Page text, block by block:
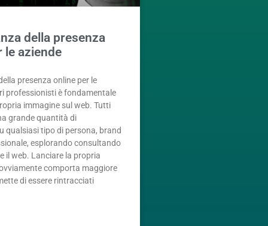
della presenza
le aziende
presenza online per le
professionisti è fondamentale
immagine sul web. Tutti
grande quantità di
qualsiasi tipo di persona, brand
esplorando consultando
il web. Lanciare la propria
comporta maggiore
di essere rintracciati